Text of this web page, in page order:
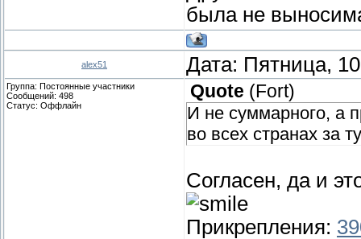
была не
alex51 Дата: Пятница,
Группа: Постоянные участники
Сообщений: 498
Статус: Оффлайн
Quote (Fort)
И не суммарного, а
во всех странах за
Согласен, да и
Прикрепления: